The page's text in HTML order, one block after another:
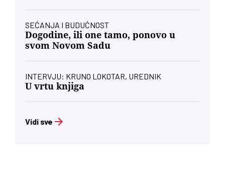
SEĆANJA I BUDUĆNOST
Dogodine, ili one tamo, ponovo u
svom Novom Sadu
INTERVJU: KRUNO LOKOTAR, UREDNIK
U vrtu knjiga
Vidi sve